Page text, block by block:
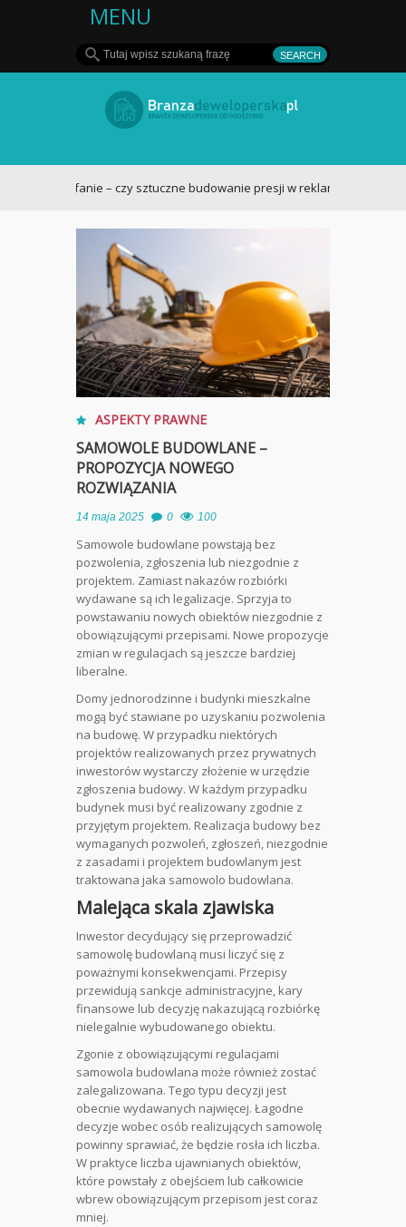
MENU
nieruchomości w
Polsce i za granicą
a zaufanie – czy sztuczne budowanie presji w reklamach
ASPEKTY PRAWNE
SAMOWOLE BUDOWLANE –
PROPOZYCJA NOWEGO
ROZWIĄZANIA
14 maja 2025 0 100
Samowole budowlane powstają bez
pozwolenia, zgłoszenia lub niezgodnie z
projektem. Zamiast nakazów rozbiórki
wydawane są ich legalizacje. Sprzyja to
powstawaniu nowych obiektów niezgodnie z
obowiązującymi przepisami. Nowe propozycje
zmian w regulacjach są jeszcze bardziej
liberalne.
Domy jednorodzinne i budynki mieszkalne
mogą być stawiane po uzyskaniu pozwolenia
na budowę. W przypadku niektórych
projektów realizowanych przez prywatnych
inwestorów wystarczy złożenie w urzędzie
zgłoszenia budowy. W każdym przypadku
budynek musi być realizowany zgodnie z
przyjętym projektem. Realizacja budowy bez
wymaganych pozwoleń, zgłoszeń, niezgodnie
z zasadami i projektem budowlanym jest
traktowana jaka samowolo budowlana.
Malejąca skala zjawiska
Inwestor decydujący się przeprowadzić
samowolę budowlaną musi liczyć się z
poważnymi konsekwencjami. Przepisy
przewidują sankcje administracyjne, kary
finansowe lub decyzję nakazującą rozbiórkę
nielegalnie wybudowanego obiektu.
Zgonie z obowiązującymi regulacjami
samowola budowlana może również zostać
zalegalizowana. Tego typu decyzji jest
obecnie wydawanych najwięcej. Łagodne
decyzje wobec osób realizujących samowolę
powinny sprawiać, że będzie rosła ich liczba.
W praktyce liczba ujawnianych obiektów,
które powstały z obejściem lub całkowicie
wbrew obowiązującym przepisom jest coraz
mniej.